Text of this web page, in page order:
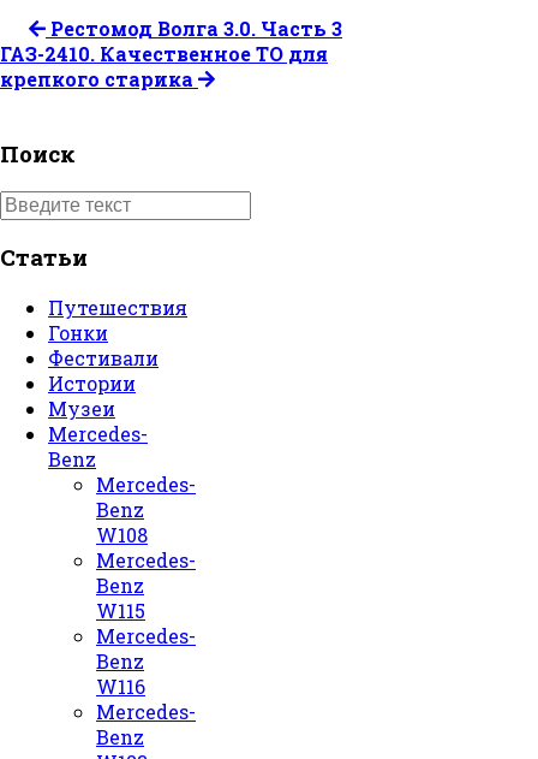
Рестомод Волга 3.0. Часть 3
ГАЗ-2410. Качественное ТО для
крепкого старика
Поиск
Статьи
Путешествия
Гонки
Фестивали
Истории
Музеи
Mercedes-
Benz
Mercedes-
Benz
W108
Mercedes-
Benz
W115
Mercedes-
Benz
W116
Mercedes-
Benz